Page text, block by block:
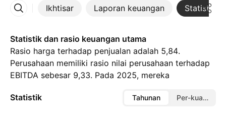
Ikhtisar Laporan keuangan Statistik
Lainnya
Statistik dan rasio keuangan utama
Rasio harga terhadap penjualan adalah 5,84.
Perusahaan memiliki rasio nilai perusahaan terhadap
EBITDA sebesar 9,33. Pada 2025, mereka
Statistik
Tahunan Per-kuartal